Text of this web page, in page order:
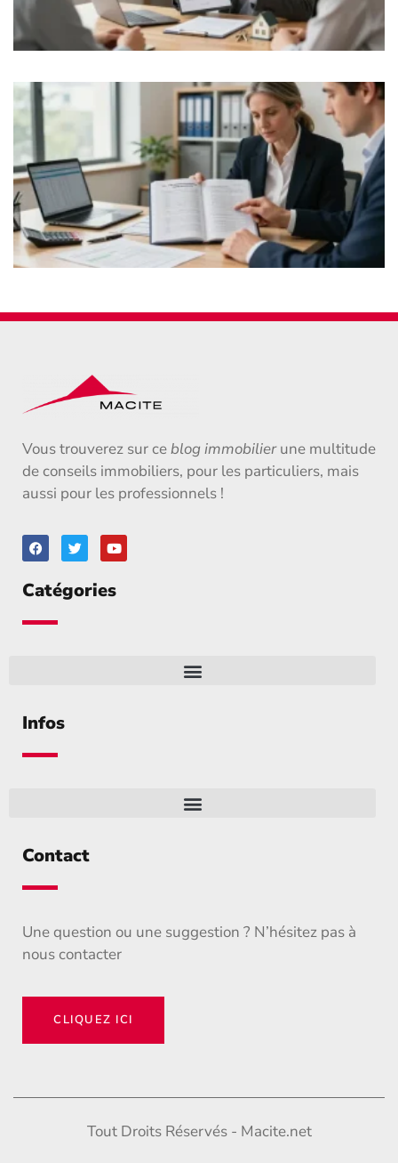
Vous trouverez sur ceblog immobilierune multitude
de conseils immobiliers, pour les particuliers, mais
aussi pour les professionnels !
Catégories
Infos
Contact
Une question ou une suggestion ? N’hésitez pas à
nous contacter
CLIQUEZ ICI
Tout Droits Réservés - Macite.net